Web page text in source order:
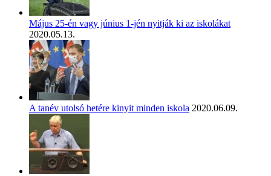
Május 25-én vagy június 1-jén nyitják ki az iskolákat
2020.05.13.
A tanév utolsó hetére kinyit minden iskola 2020.06.09.